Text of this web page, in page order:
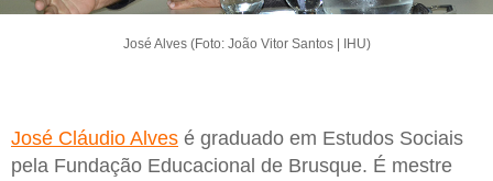
José Alves (Foto: João Vitor Santos | IHU)
José Cláudio Alves é graduado em Estudos Sociais
pela Fundação Educacional de Brusque. É mestre